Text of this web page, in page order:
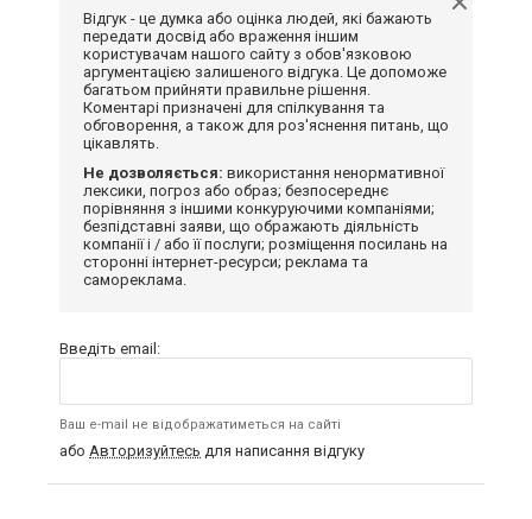
Відгук - це думка або оцінка людей, які бажають
передати досвід або враження іншим
користувачам нашого сайту з обов'язковою
аргументацією залишеного відгука. Це допоможе
багатьом прийняти правильне рішення.
Коментарі призначені для спілкування та
обговорення, а також для роз'яснення питань, що
цікавлять.
Не дозволяється: використання ненормативної
лексики, погроз або образ; безпосереднє
порівняння з іншими конкуруючими компаніями;
безпідставні заяви, що ображають діяльність
компанії і / або її послуги; розміщення посилань на
сторонні інтернет-ресурси; реклама та
самореклама.
Введіть email:
Ваш e-mail не відображатиметься на сайті
або Авторизуйтесь для написання відгуку